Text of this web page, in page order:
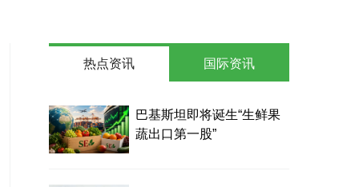
热点资讯
巴基斯坦即将诞生“生鲜果
蔬出口第一股”
国际资讯